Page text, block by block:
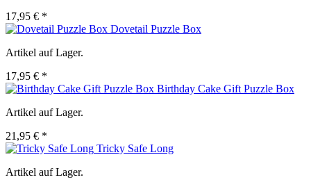
17,95 € *
Dovetail Puzzle Box
Artikel auf Lager.
17,95 € *
Birthday Cake Gift Puzzle Box
Artikel auf Lager.
21,95 € *
Tricky Safe Long
Artikel auf Lager.